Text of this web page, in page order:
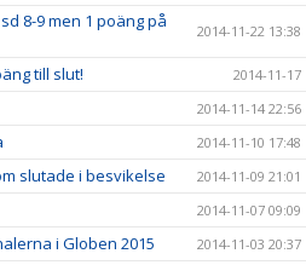
8-9 men 1 poäng på
2014-11-22 13:38
till slut! 2014-11-17
2014-11-14 22:56
2014-11-10 17:48
slutade i besvikelse 2014-11-09 21:01
2014-11-07 09:09
i Globen 2015 2014-11-03 20:37